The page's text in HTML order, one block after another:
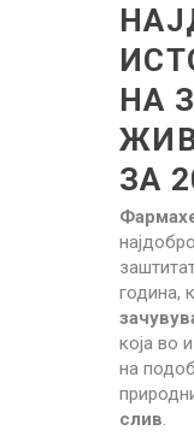
НА
ЗА
година,
која во
на
слив.